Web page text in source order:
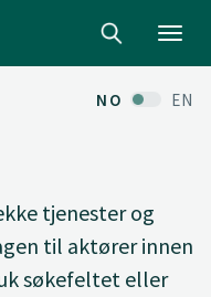
NO EN
tjenester og
til aktører innen
søkefeltet eller